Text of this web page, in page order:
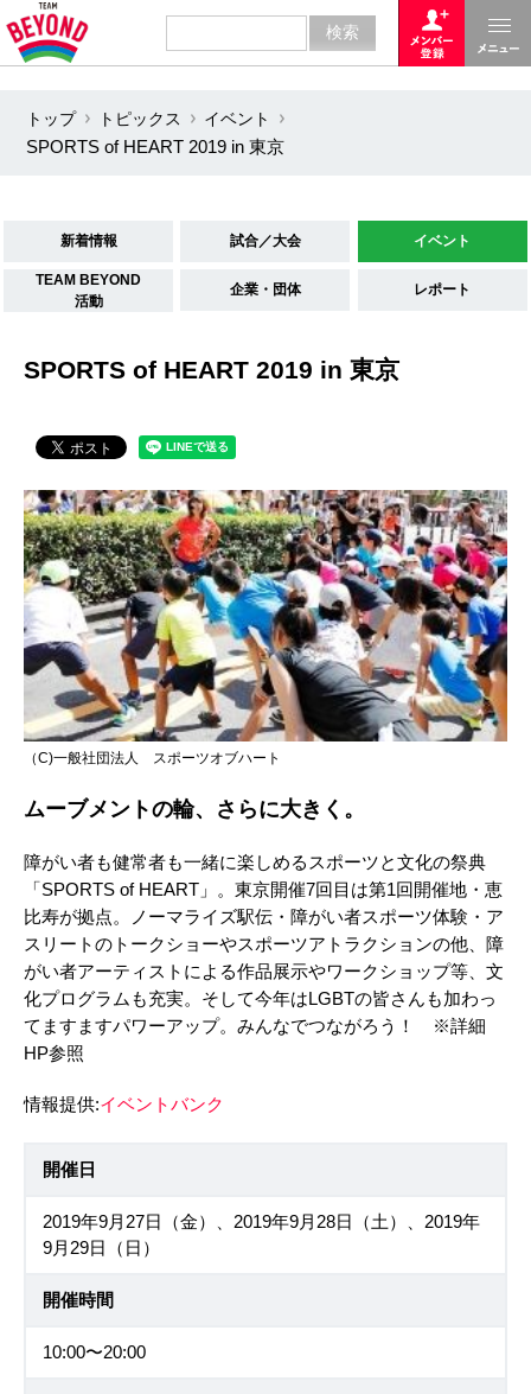
トップ トピックス
イベント
SPORTS of HEART 2019 in 東京
新着情報 試合／大会 イベント
TEAM BEYOND
活動
企業・団体 レポート
SPORTS of HEART 2019 in 東京
（C)一般社団法人 スポーツオブハート
ムーブメントの輪、さらに大きく。
障がい者も健常者も一緒に楽しめるスポーツと文化の祭典
「SPORTS of HEART」。東京開催7回目は第1回開催地・恵
比寿が拠点。ノーマライズ駅伝・障がい者スポーツ体験・ア
スリートのトークショーやスポーツアトラクションの他、障
がい者アーティストによる作品展示やワークショップ等、文
化プログラムも充実。そして今年はLGBTの皆さんも加わっ
てますますパワーアップ。みんなでつながろう！ ※詳細
HP参照
情報提供:イベントバンク
開催日
2019年9月27日（金）、2019年9月28日（土）、2019年
9月29日（日）
開催時間
10:00〜20:00